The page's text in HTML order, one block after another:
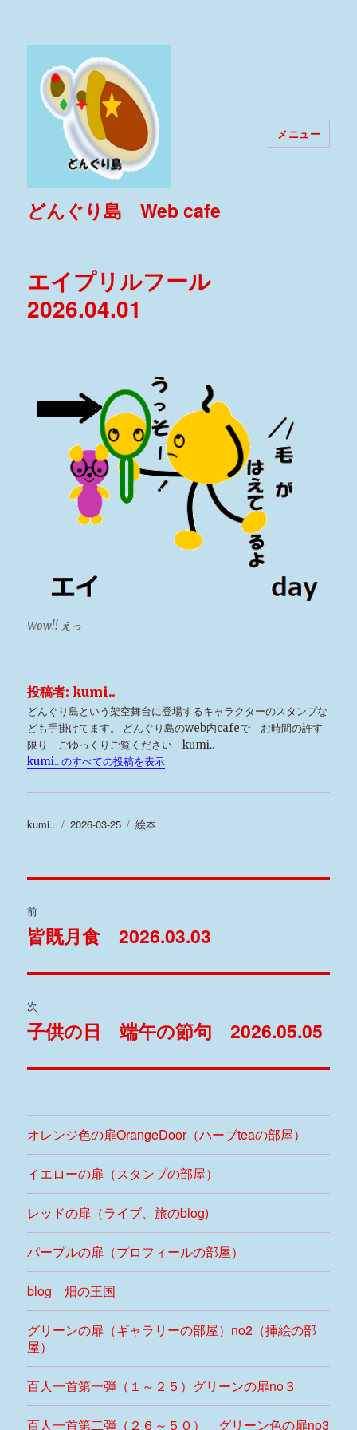
どんぐり島 Web cafe
メニュー
エイプリルフール
2026.04.01
Wow!! えっ
投稿者: kumi..
どんぐり島という架空舞台に登場するキャラクターのスタンプな
ども手掛けてます。 どんぐり島のweb内cafeで お時間の許す
限り ごゆっくりご覧ください kumi..
kumi.. のすべての投稿を表示
投
kumi..
投
2026-03-25
カ
リ
絵本
稿
ビ
ゲ
ー
ョ
ン
前
過
の
投
稿:
皆既月食 2026.03.03
次
次
投
子供の日 端午の節句 2026.05.05
オレンジ色の扉OrangeDoor（ハーブteaの部屋）
イエローの扉（スタンプの部屋）
レッドの扉（ライブ、旅のblog)
パープルの扉（プロフィールの部屋）
blog 畑の王国
グリーンの扉（ギャラリーの部屋）no2（挿絵の部
屋）
百人一首第一弾（１～２５）グリーンの扉no３
百人一首第二弾（２６～５０） グリーン色の扉no3